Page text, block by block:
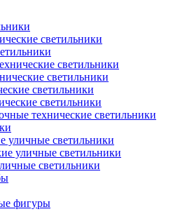
светильники
светильники
светильники
светильники
светильники
технические светильники
уличные светильники
уличные светильники
светильники
фигуры